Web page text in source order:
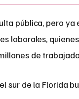
pública, pero
laborales,
de